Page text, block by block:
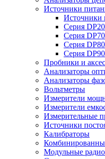
Источники
Источники
Серия
Серия
Серия
Серия
Пробники и
Анализаторы
Анализаторы
Вольтметры
Измерители
Измерители
Измерительные
Источники
Калибраторы
Модульные